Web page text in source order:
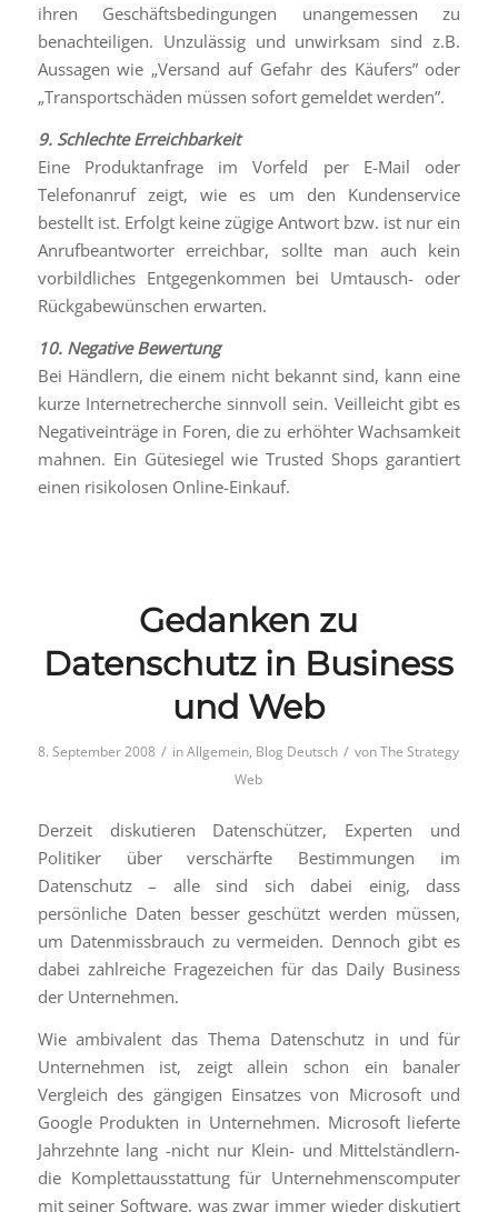
ihren Geschäftsbedingungen unangemessen zu
benachteiligen. Unzulässig und unwirksam sind z.B.
Aussagen wie „Versand auf Gefahr des Käufers” oder
„Transportschäden müssen sofort gemeldet werden”.
9. Schlechte Erreichbarkeit
Eine Produktanfrage im Vorfeld per E-Mail oder
Telefonanruf zeigt, wie es um den Kundenservice
bestellt ist. Erfolgt keine zügige Antwort bzw. ist nur ein
Anrufbeantworter erreichbar, sollte man auch kein
vorbildliches Entgegenkommen bei Umtausch- oder
Rückgabewünschen erwarten.
10. Negative Bewertung
Bei Händlern, die einem nicht bekannt sind, kann eine
kurze Internetrecherche sinnvoll sein. Veilleicht gibt es
Negativeinträge in Foren, die zu erhöhter Wachsamkeit
mahnen. Ein Gütesiegel wie Trusted Shops garantiert
einen risikolosen Online-Einkauf.
Gedanken zu
Datenschutz in Business
und Web
8. September 2008 / inAllgemein, Blog Deutsch / vonThe Strategy
Web
Derzeit diskutieren Datenschützer, Experten und
Politiker über verschärfte Bestimmungen im
Datenschutz – alle sind sich dabei einig, dass
persönliche Daten besser geschützt werden müssen,
um Datenmissbrauch zu vermeiden. Dennoch gibt es
dabei zahlreiche Fragezeichen für das Daily Business
der Unternehmen.
Wie ambivalent das Thema Datenschutz in und für
Unternehmen ist, zeigt allein schon ein banaler
Vergleich des gängigen Einsatzes von Microsoft und
Google Produkten in Unternehmen. Microsoft lieferte
Jahrzehnte lang -nicht nur Klein- und Mittelständlern-
die Komplettausstattung für Unternehmenscomputer
mit seiner Software, was zwar immer wieder diskutiert